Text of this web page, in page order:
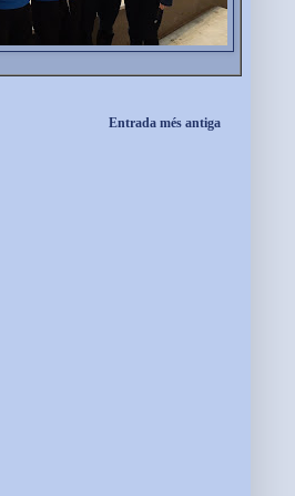
Entrada més antiga